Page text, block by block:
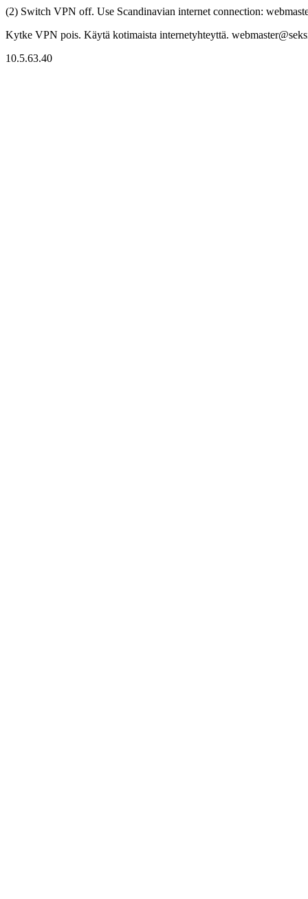
(2) Switch VPN off. Use Scandinavian internet connection:
Kytke VPN pois. Käytä kotimaista internetyhteyttä.
10.5.63.40